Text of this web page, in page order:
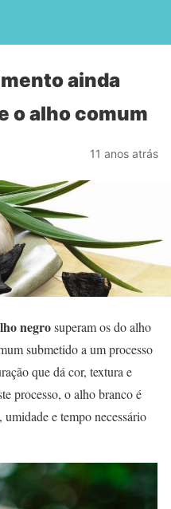
ainda
o alho comum
11 anos atrás
negrosuperam os do alho
submetido a um processo
que dá cor, textura e
processo, o alho branco é
e tempo necessário